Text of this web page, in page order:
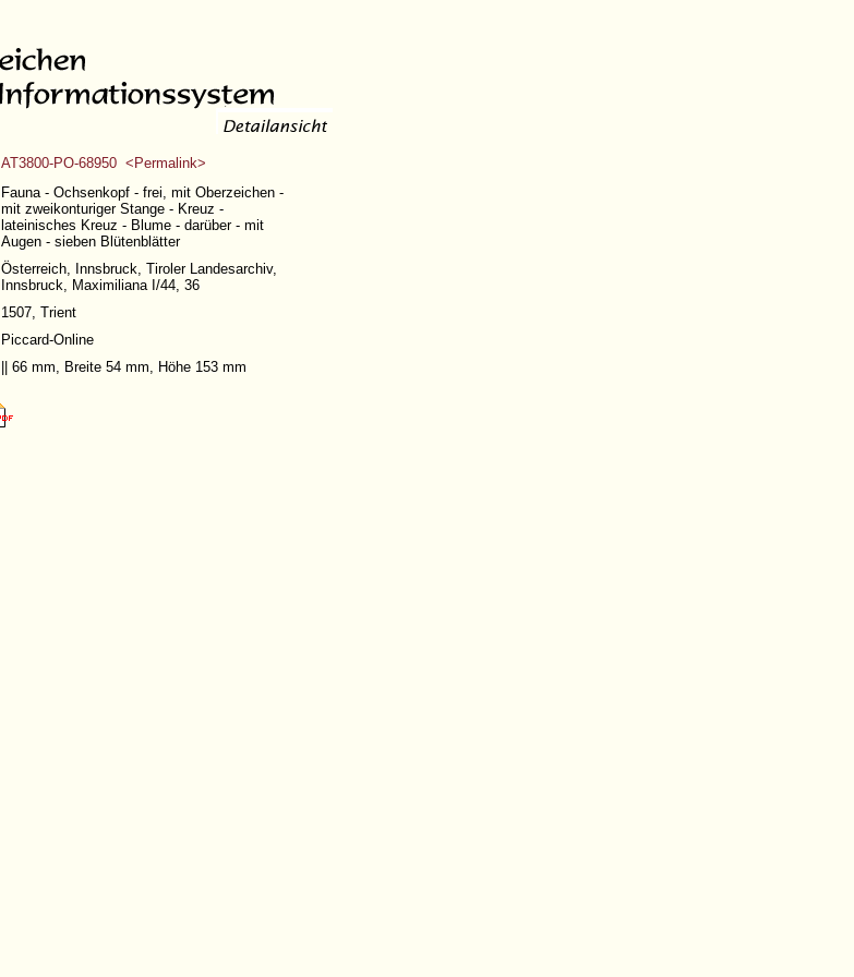
AT3800-PO-68950 <Permalink>
Fauna - Ochsenkopf - frei, mit Oberzeichen -
mit zweikonturiger Stange - Kreuz -
lateinisches Kreuz - Blume - darüber - mit
Augen - sieben Blütenblätter
Österreich, Innsbruck, Tiroler Landesarchiv,
Innsbruck, Maximiliana I/44, 36
1507, Trient
Piccard-Online
|| 66 mm, Breite 54 mm, Höhe 153 mm